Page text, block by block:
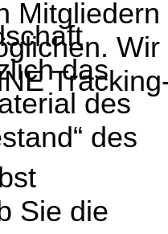
das
des
des
Mitgliedern
Wir
Sie die